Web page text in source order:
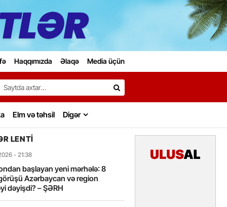
Haqqımızda Əlaqə Media üçün
Search…
Elm və təhsil Digər
LENTI
- 21:38
başlayan yeni mərhələ: 8
Azərbaycan və region
dəyişdi? – ŞƏRH